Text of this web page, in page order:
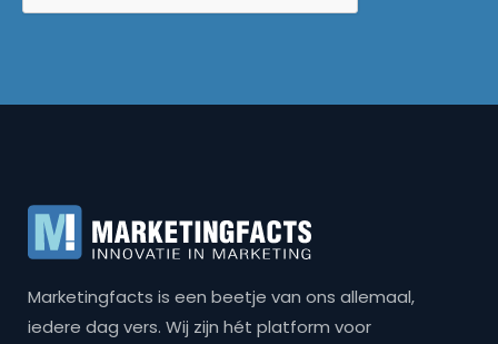
Marketingfacts is een beetje van ons allemaal,
iedere dag vers. Wij zijn hét platform voor